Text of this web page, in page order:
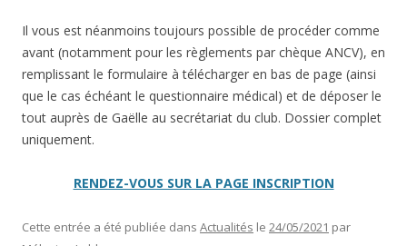
Il vous est néanmoins toujours possible de procéder comme
avant (notamment pour les règlements par chèque ANCV), en
remplissant le formulaire à télécharger en bas de page (ainsi
que le cas échéant le questionnaire médical) et de déposer le
tout auprès de Gaëlle au secrétariat du club. Dossier complet
uniquement.
RENDEZ-VOUS SUR LA PAGE INSCRIPTION
Cette entrée a été publiée dans Actualités le 24/05/2021 par